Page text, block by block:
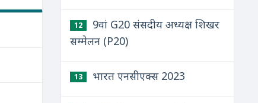
12
9वां G20 संसदीय अध्यक्ष शिखर
सम्मेलन (P20)
13 भारत एनसीएक्स 2023